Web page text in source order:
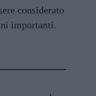
considerato
importanti.